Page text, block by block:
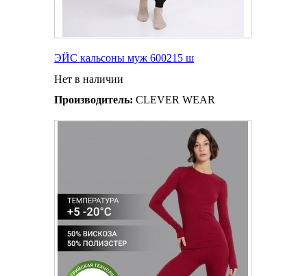
ЭЙС кальсоны муж 600215 ш
Нет в наличии
Производитель: CLEVER WEAR